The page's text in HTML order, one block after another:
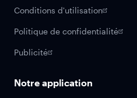
Conditions d'utilisation
Politique de confidentialité
Publicité
Notre application